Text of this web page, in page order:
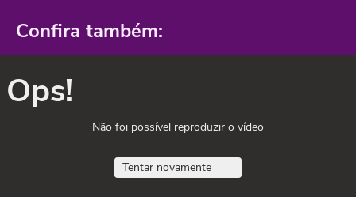
Confira também:
Ops!
Não foi possível reproduzir o vídeo
Tentar novamente